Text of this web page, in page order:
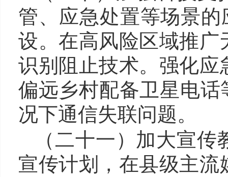
管、应急处置等场景的
设。在高风险区域推
识别阻止技术。强化
偏远乡村配备卫星电话
况下通信失联问题。
（二十一）加大宣传
宣传计划，在县级主